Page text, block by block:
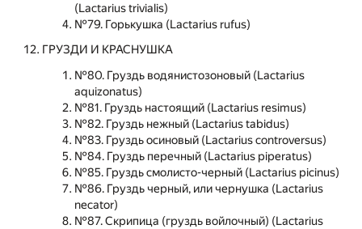
(Lactarius trivialis)
№79. Горькушка (Lactarius rufus)
ГРУЗДИ И КРАСНУШКА
№80. Груздь водянистозоновый (Lactarius
aquizonatus)
№81. Груздь настоящий (Lactarius resimus)
№82. Груздь нежный (Lactarius tabidus)
№83. Груздь осиновый (Lactarius controversus)
№84. Груздь перечный (Lactarius piperatus)
№85. Груздь смолисто-черный (Lactarius picinus)
№86. Груздь черный, или чернушка (Lactarius
necator)
№87. Скрипица (груздь войлочный) (Lactarius